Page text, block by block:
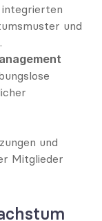
integrierten
und
und
Mitglieder